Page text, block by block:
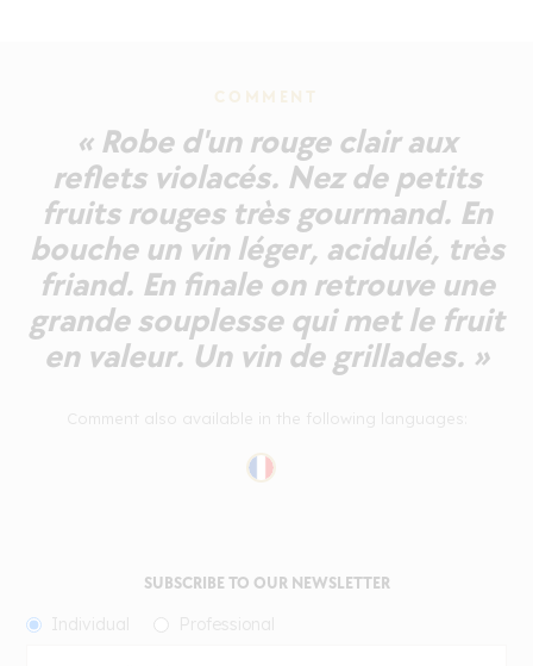
COMMENT
« Robe d'un rouge clair aux
reflets violacés. Nez de petits
fruits rouges très gourmand. En
bouche un vin léger, acidulé, très
friand. En finale on retrouve une
grande souplesse qui met le fruit
en valeur. Un vin de grillades. »
SUBSCRIBE TO OUR NEWSLETTER